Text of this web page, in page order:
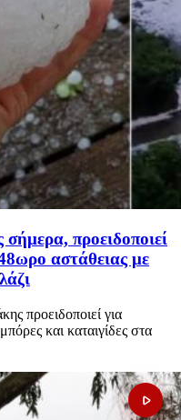
προειδοποιεί
αστάθειας με
προειδοποιεί για
και καταιγίδες στα